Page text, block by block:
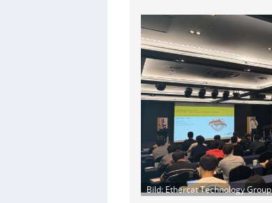
Bild: Ethercat Technology Group